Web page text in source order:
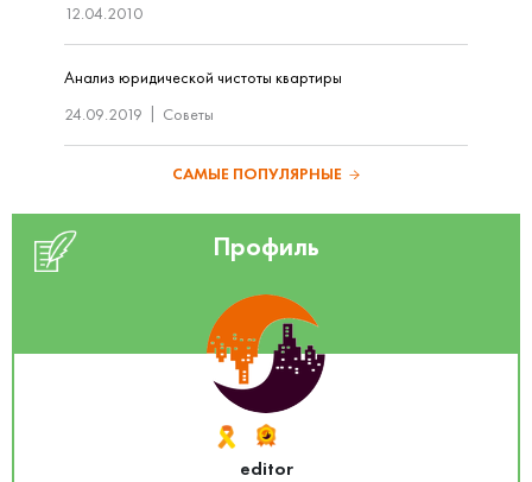
12.04.2010
Анализ юридической чистоты квартиры
24.09.2019
Советы
САМЫЕ ПОПУЛЯРНЫЕ
Профиль
editor